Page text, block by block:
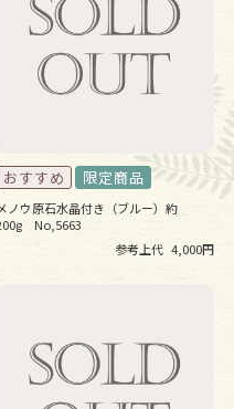
ノウ原石水晶付き（ブルー）約
No,5663
参考上代 4,000円